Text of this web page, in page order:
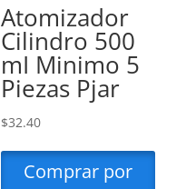
Atomizador
Cilindro 500
mI Minimo 5
Piezas Pjar
$32.40
Comprar por